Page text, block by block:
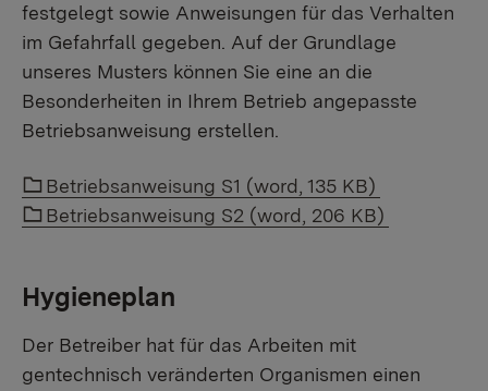
festgelegt sowie Anweisungen für das Verhalten
im Gefahrfall gegeben. Auf der Grundlage
unseres Musters können Sie eine an die
Besonderheiten in Ihrem Betrieb angepasste
Betriebsanweisung erstellen.
Link auf einen Ordner:
Betriebsanweisung S1 (word, 135 KB)
Link auf einen Ordner:
Betriebsanweisung S2 (word, 206 KB)
Hygieneplan
Der Betreiber hat für das Arbeiten mit
gentechnisch veränderten Organismen einen